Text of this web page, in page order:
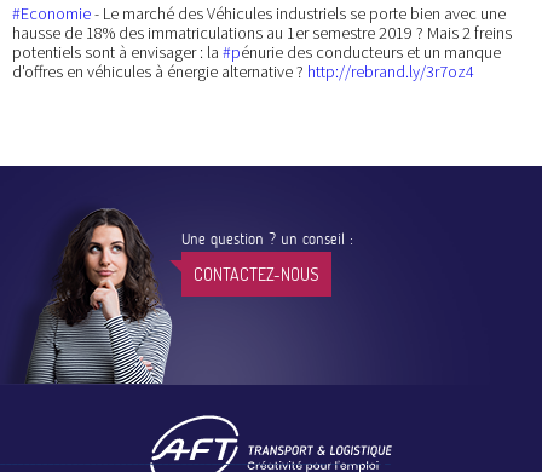
#Economie- Le marché des Véhicules industriels se porte bien avec une
hausse de 18% des immatriculations au 1er semestre 2019 ? Mais 2 freins
potentiels sont à envisager : la #pénurie des conducteurs et un manque
d'offres en véhicules à énergie alternative ? http://rebrand.ly/3r7oz4
Une question ? un conseil :
CONTACTEZ-NOUS